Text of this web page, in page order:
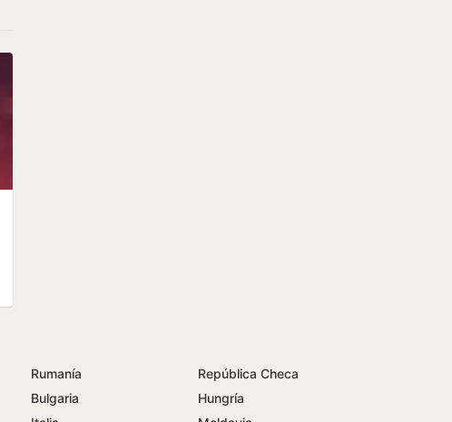
Rumanía
República Checa
Bulgaria
Hungría